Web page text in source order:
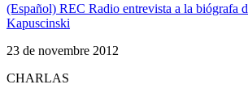
(Español) REC Radio entrevista a la biógrafa
Kapuscinski
23 de novembre 2012
CHARLAS